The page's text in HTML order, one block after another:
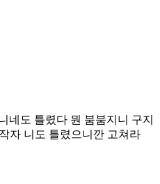
네도 틀렸다 뭔 붐붐지니 구지
자 니도 틀렸으니깐 고쳐라